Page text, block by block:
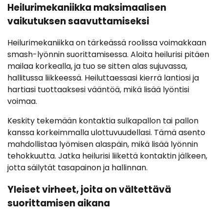
Heilurimekaniikka maksimaalisen
vaikutuksen saavuttamiseksi
Heilurimekaniikka on tärkeässä roolissa voimakkaan
smash-lyönnin suorittamisessa. Aloita heilurisi pitäen
mailaa korkealla, ja tuo se sitten alas sujuvassa,
hallitussa liikkeessä. Heiluttaessasi kierrä lantiosi ja
hartiasi tuottaaksesi vääntöä, mikä lisää lyöntisi
voimaa.
Keskity tekemään kontaktia sulkapallon tai pallon
kanssa korkeimmalla ulottuvuudellasi. Tämä asento
mahdollistaa lyömisen alaspäin, mikä lisää lyönnin
tehokkuutta. Jatka heilurisi liikettä kontaktin jälkeen,
jotta säilytät tasapainon ja hallinnan.
Yleiset virheet, joita on vältettävä
suorittamisen aikana